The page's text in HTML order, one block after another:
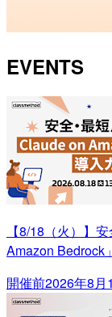
EVENTS
【8/18（火）】
Amazon Bedrock
開催前2026年8月